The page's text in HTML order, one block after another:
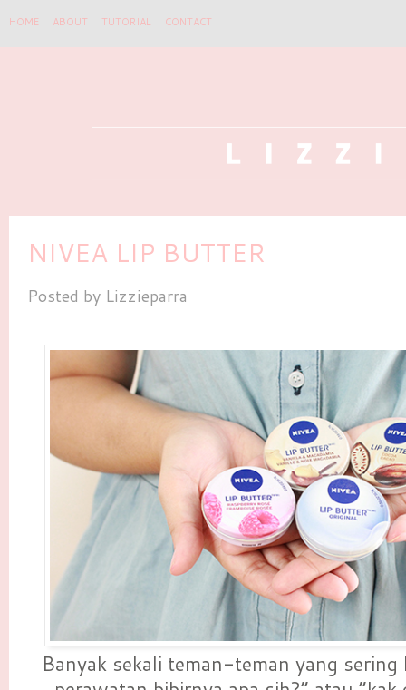
HOME ABOUT TUTORIAL CONTACT
NIVEA LIP BUTTER
Posted by Lizzieparra
Banyak sekali teman-teman yang sering